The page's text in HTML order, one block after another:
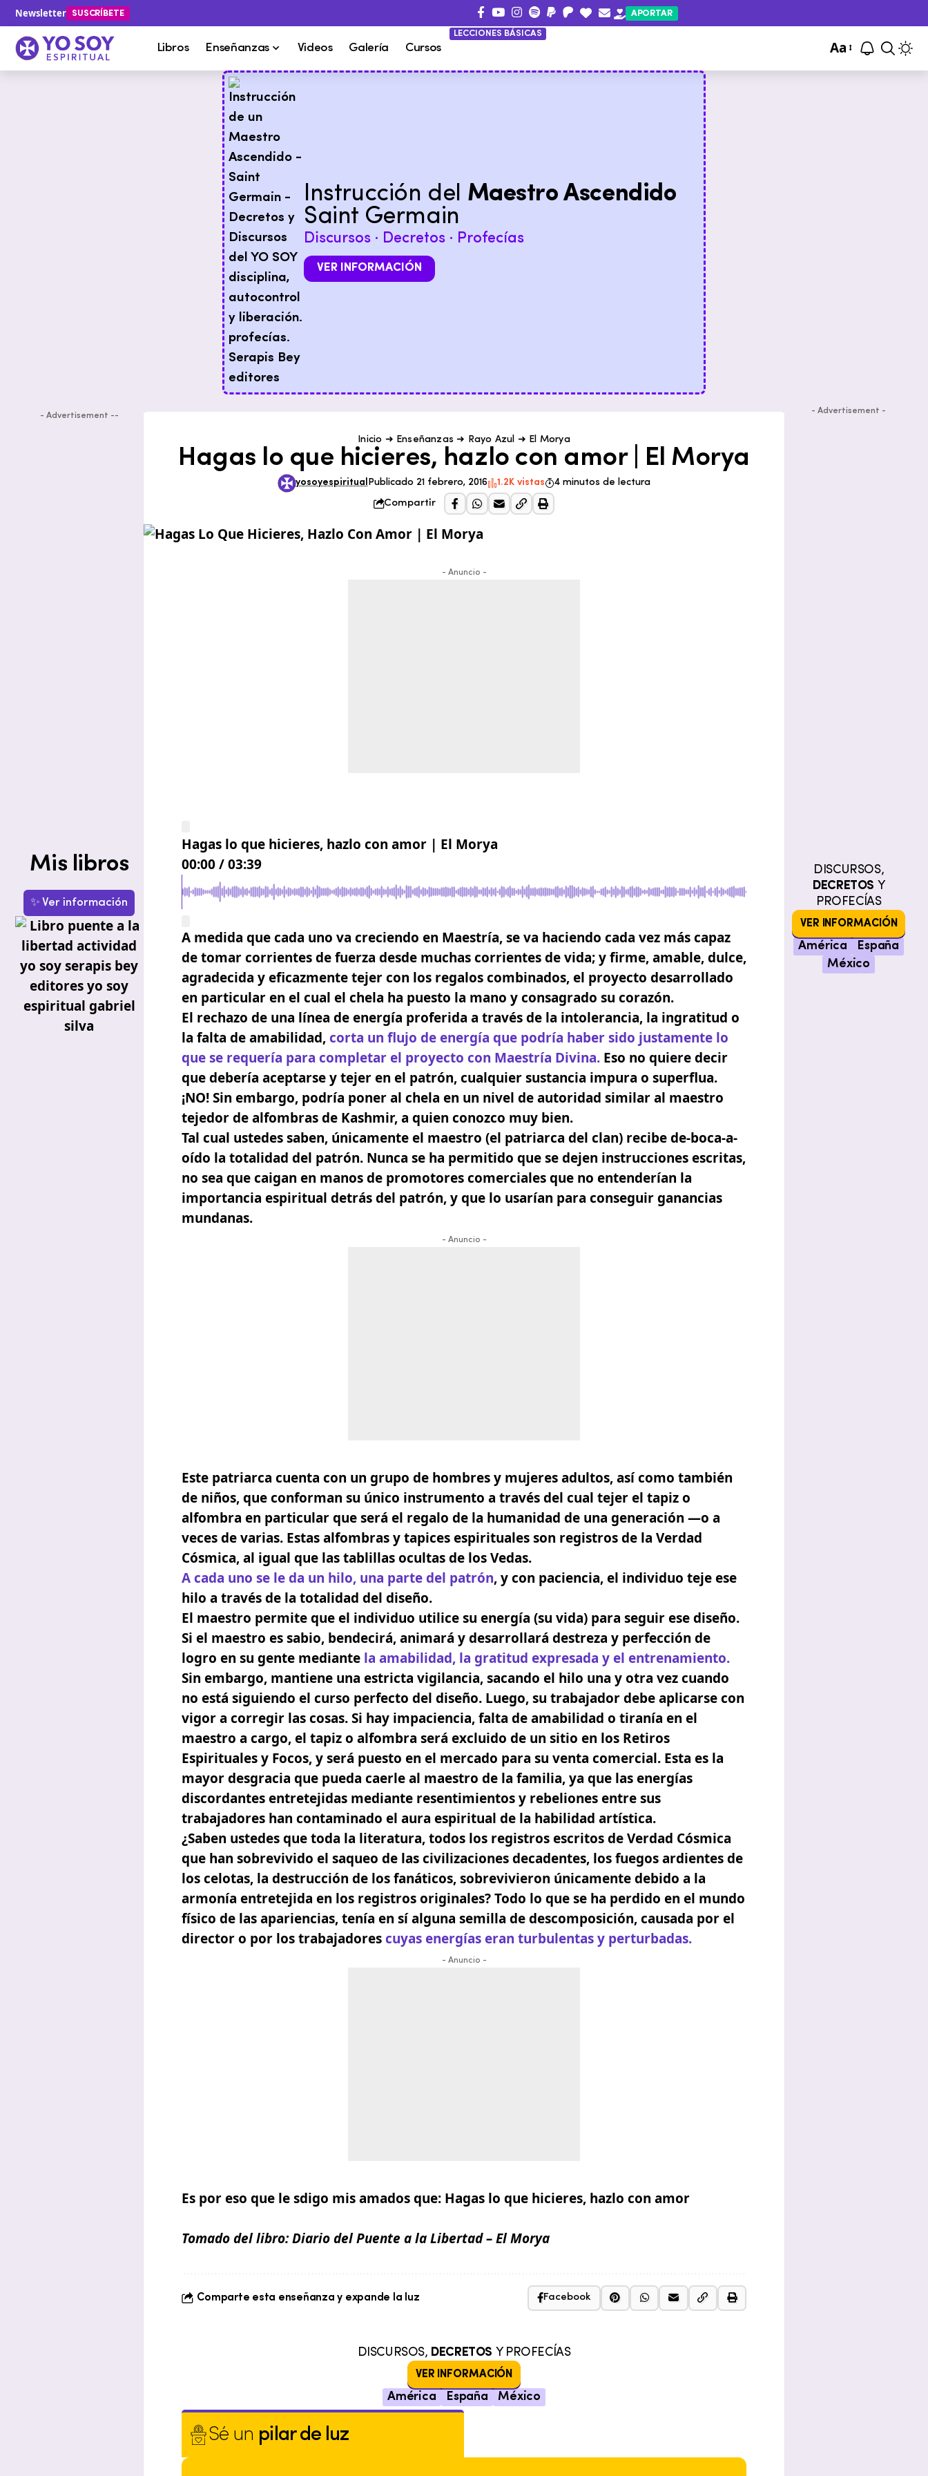
Newsletter SUSCRÍBETE APORTAR
Libros Enseñanzas Videos Galería Cursos
LECCIONES BÁSICAS
Aa
Instrucción del Maestro Ascendido
Saint Germain
Discursos · Decretos · Profecías
VER INFORMACIÓN
- Advertisement --
Mis libros
✨ Ver información
Inicio ➜ Enseñanzas ➜ Rayo Azul ➜ El Morya
Hagas lo que hicieres, hazlo con amor | El Morya
yosoyespiritualPublicado 21 febrero, 2016 1.2K vistas
4 minutos de lectura
Compartir
- Anuncio -
Hagas lo que hicieres, hazlo con amor | El Morya
00:00 / 03:39
A medida que cada uno va creciendo en Maestría,se va haciendo cada vez más capaz
de tomar corrientes de fuerza desde muchas corrientes de vida; y firme, amable, dulce,
agradecida y eficazmente tejer con los regalos combinados, el proyecto desarrollado
en particular en el cual el chela ha puesto la mano y consagrado su corazón.
El rechazo de una línea de energía proferida a través de la intolerancia, la ingratitud o
la falta de amabilidad,corta un flujo de energía que podría haber sido justamente lo
que se requería para completar el proyecto con Maestría Divina.Eso no quiere decir
que debería aceptarse y tejer en el patrón, cualquier sustancia impura o superflua.
¡NO! Sin embargo, podría poner al chela en un nivel de autoridad similar al maestro
tejedor de alfombras de Kashmir, a quien conozco muy bien.
Tal cual ustedes saben, únicamente el maestro (el patriarca del clan) recibe de-boca-a-
oído la totalidad del patrón. Nunca se ha permitido que se dejen instrucciones escritas,
no sea que caigan en manos de promotores comerciales que no entenderían la
importancia espiritual detrás del patrón, y que lo usarían para conseguir ganancias
mundanas.
- Anuncio -
Este patriarca cuenta con un grupo de hombres y mujeres adultos, así como también
de niños, que conforman su único instrumento a través del cual tejer el tapiz o
alfombra en particular que será el regalo de la humanidad de una generación —o a
veces de varias.Estas alfombras y tapices espirituales son registros de la Verdad
Cósmica, al igual que las tablillas ocultas de los Vedas.
A cada uno se le da un hilo, una parte del patrón, y con paciencia, el individuo teje ese
hilo a través de la totalidad del diseño.
El maestro permite que el individuo utilice su energía (su vida) para seguir ese diseño.
Si el maestro es sabio, bendecirá, animará y desarrollará destreza y perfección de
logro en su gente mediante la amabilidad, la gratitud expresada y el entrenamiento.
Sin embargo, mantiene una estricta vigilancia, sacando el hilo una y otra vez cuando
no está siguiendo el curso perfecto del diseño. Luego, su trabajador debe aplicarse con
vigor a corregir las cosas. Si hay impaciencia, falta de amabilidad o tiranía en el
maestro a cargo, el tapiz o alfombra será excluido de un sitio en los Retiros
Espirituales y Focos, y será puesto en el mercado para su venta comercial. Esta es la
mayor desgracia que pueda caerle al maestro de la familia, ya que las energías
discordantes entretejidas mediante resentimientos y rebeliones entre sus
trabajadores han contaminado el aura espiritual de la habilidad artística.
¿Saben ustedes que toda la literatura, todos los registros escritos de Verdad Cósmica
que han sobrevivido el saqueo de las civilizaciones decadentes, los fuegos ardientes de
los celotas, la destrucción de los fanáticos, sobrevivieron únicamente debido a la
armonía entretejida en los registros originales? Todo lo que se ha perdido en el mundo
físico de las apariencias,tenía en sí alguna semilla de descomposición,causada por el
director o por los trabajadorescuyas energías eran turbulentas y perturbadas.
- Anuncio -
Es por eso que le sdigo mis amados que: Hagas lo que hicieres, hazlo con amor
Tomado del libro:Diario del Puente a la Libertad– El Morya
Comparte esta enseñanza y expande la luz Facebook
DISCURSOS, DECRETOS Y PROFECÍAS
VER INFORMACIÓN
América España México
Sé un pilar de luz
- Advertisement -
DISCURSOS,
DECRETOS Y
PROFECÍAS
VER INFORMACIÓN
América
España
México